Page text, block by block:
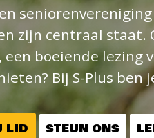
zijn centraal
boeiende lezing
Bij S-Plus ben
LID STEUN ONS